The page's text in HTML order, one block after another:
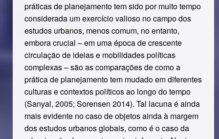
práticas de planejamento tem sido por muito tempo
considerada um exercício valioso no campo dos
estudos urbanos, menos comum, no entanto,
embora crucial – em uma época de crescente
circulação de ideias e mobilidades políticas
complexas – são as comparações de como a
prática de planejamento tem mudado em diferentes
culturas e contextos políticos ao longo do tempo
(Sanyal, 2005; Sorensen 2014). Tal lacuna é ainda
mais evidente no caso de objetos ainda à margem
dos estudos urbanos globais, como é o caso da